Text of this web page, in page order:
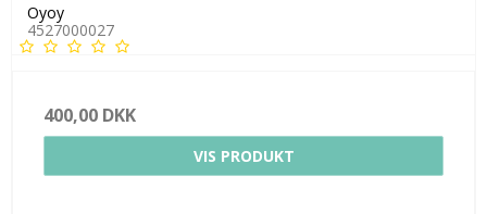
Oyoy
4527000027
400,00 DKK
VIS PRODUKT